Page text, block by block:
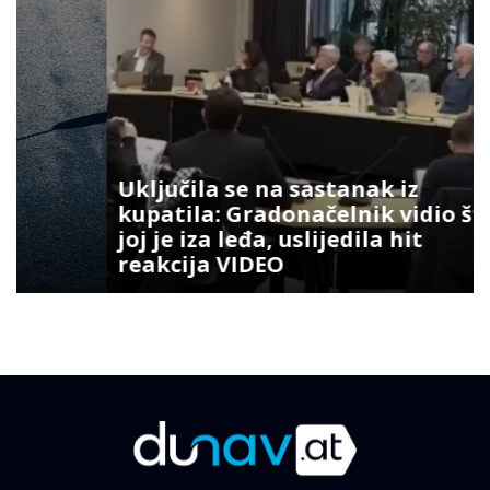
Uključila se na sastanak iz
kupatila: Gradonačelnik vidio šta
joj je iza leđa, uslijedila hit
reakcija VIDEO